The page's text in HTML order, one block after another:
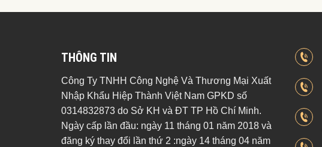
THÔNG TIN
Công Ty TNHH Công Nghệ Và Thương Mại Xuất
Nhập Khẩu Hiệp Thành Việt Nam GPKD số
0314832873 do Sở KH và ĐT TP Hồ Chí Minh.
Ngày cấp lần đầu: ngày 11 tháng 01 năm 2018 và
đăng ký thay đổi lần thứ 2 :ngày 14 tháng 04 năm